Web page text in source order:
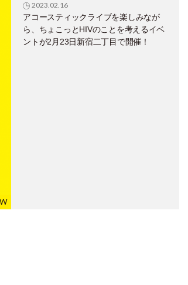
2023.02.16
アコースティックライブを楽しみなが
ら、ちょこっとHIVのことを考えるイベ
ントが2月23日新宿二丁目で開催！